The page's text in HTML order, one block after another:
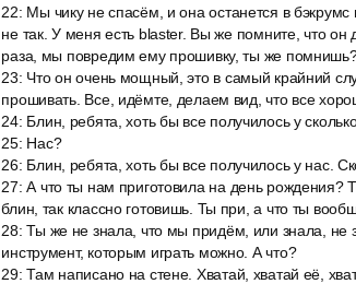
22: Мы чику не спасём, и она останется в бэкрумс
не так. У меня есть blaster. Вы же помните, что
раза, мы повредим ему прошивку, ты же
23: Что он очень мощный, это в самый крайний
прошивать. Все, идёмте, делаем вид, что все
24: Блин, ребята, хоть бы все получилось у
25: Нас?
26: Блин, ребята, хоть бы все получилось у нас.
27:А что ты нам приготовила на день рождения?
блин, так классно готовишь. Ты при, а что ты
28:Ты же не знала, что мы придём, или знала, не
инструмент, которым играть можно. А что?
29:Там написано на стене. Хватай, хватай её,